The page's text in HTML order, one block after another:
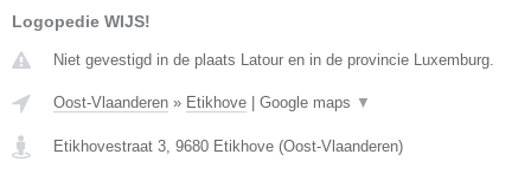
Logopedie WIJS!
Niet gevestigd in de plaats Latour en in de provincie Luxemburg.
Oost-Vlaanderen » Etikhove Google maps ▼
Etikhovestraat 3, 9680 Etikhove (Oost-Vlaanderen)